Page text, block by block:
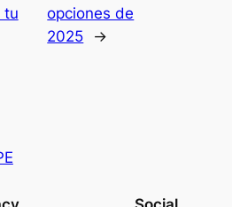
tu
opciones de
2025
→